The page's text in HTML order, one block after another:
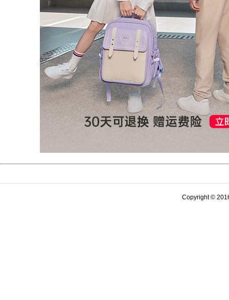
Copyright ©